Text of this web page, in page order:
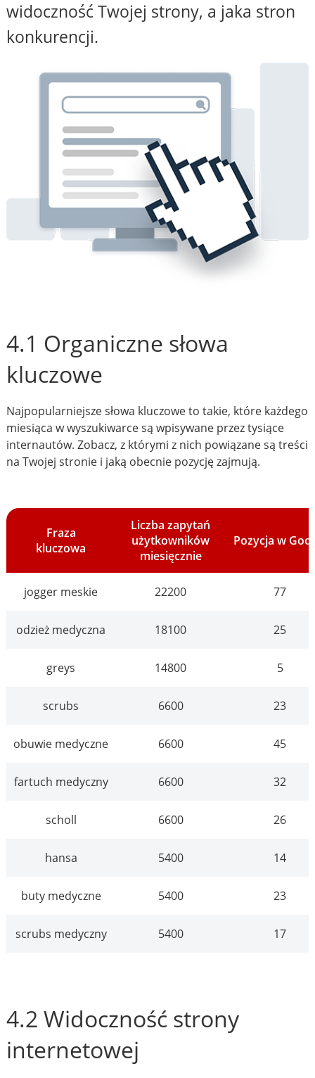
widoczność Twojej strony, a jaka stron
konkurencji.
4.1 Organiczne słowa
kluczowe
Najpopularniejsze słowa kluczowe to takie, które każdego
miesiąca w wyszukiwarce są wpisywane przez tysiące
internautów. Zobacz, z którymi z nich powiązane są treści
na Twojej stronie i jaką obecnie pozycję zajmują.
Fraza
kluczowa
Liczba zapytań
użytkowników
miesięcznie
Pozycja w
jogger meskie 22200 77
odzież medyczna 18100 25
greys 14800 5
scrubs 6600 23
obuwie medyczne 6600 45
fartuch medyczny 6600 32
scholl 6600 26
hansa 5400 14
buty medyczne 5400 23
scrubs medyczny 5400 17
4.2 Widoczność strony
internetowej